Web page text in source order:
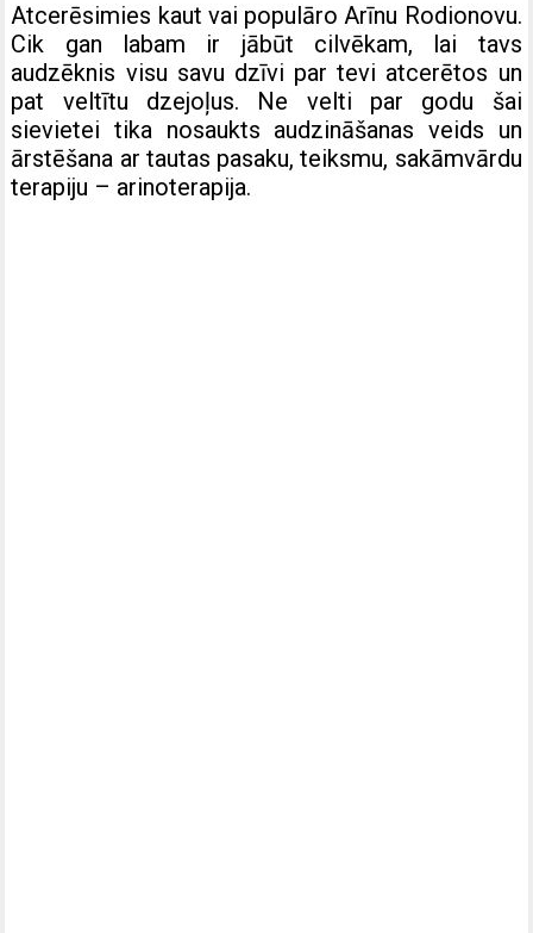
Atcerēsimies kaut vai populāro Arīnu Rodionovu.
Cik gan labam ir jābūt cilvēkam, lai tavs
audzēknis visu savu dzīvi par tevi atcerētos un
pat veltītu dzejoļus. Ne velti par godu šai
sievietei tika nosaukts audzināšanas veids un
ārstēšana ar tautas pasaku, teiksmu, sakāmvārdu
terapiju – arinoterapija.